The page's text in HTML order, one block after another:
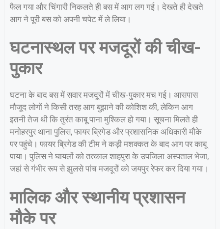
फैल गया और चिंगारी निकलते ही बस में आग लग गई। देखते ही देखते
आग ने पूरी बस को अपनी चपेट में ले लिया।
घटनास्थल पर मजदूरों की चीख-
पुकार
घटना के बाद बस में सवार मजदूरों में चीख-पुकार मच गई। आसपास
मौजूद लोगों ने किसी तरह आग बुझाने की कोशिश की, लेकिन आग
इतनी तेज थी कि तुरंत काबू पाना मुश्किल हो गया। सूचना मिलते ही
मनोहरपुर थाना पुलिस, फायर ब्रिगेड और प्रशासनिक अधिकारी मौके
पर पहुंचे। फायर ब्रिगेड की टीम ने कड़ी मशक्कत के बाद आग पर काबू
पाया। पुलिस ने घायलों को तत्काल शाहपुरा के उपजिला अस्पताल भेजा,
जहां से गंभीर रूप से झुलसे पांच मजदूरों को जयपुर रेफर कर दिया गया।
मालिक और स्थानीय प्रशासन
मौके पर